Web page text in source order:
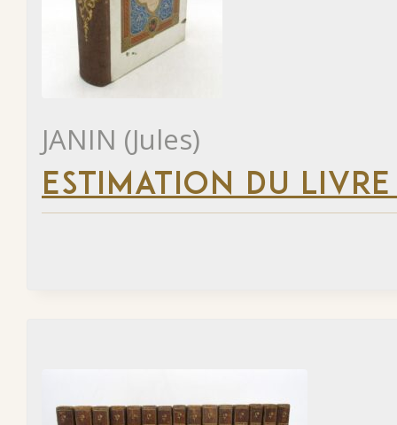
JANIN (Jules)
ESTIMATION DU